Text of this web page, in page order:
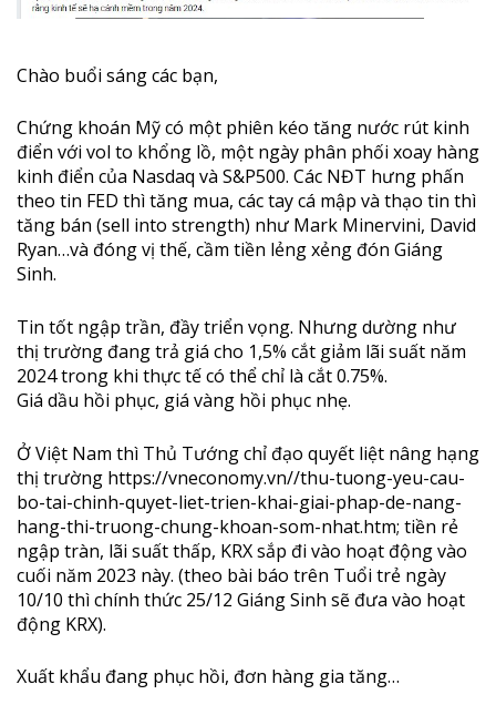
Chào buổi sáng các bạn,
Chứng khoán Mỹ có một phiên kéo tăng nước rút kinh
điển với vol to khổng lồ, một ngày phân phối xoay hàng
kinh điển của Nasdaq và S&P500. Các NĐT hưng phấn
theo tin FED thì tăng mua, các tay cá mập và thạo tin thì
tăng bán (sell into strength) như Mark Minervini, David
Ryan…và đóng vị thế, cầm tiền lẻng xẻng đón Giáng
Sinh.
Tin tốt ngập trần, đầy triển vọng. Nhưng dường như
thị trường đang trả giá cho 1,5% cắt giảm lãi suất năm
2024 trong khi thực tế có thể chỉ là cắt 0.75%.
Giá dầu hồi phục, giá vàng hồi phục nhẹ.
Ở Việt Nam thì Thủ Tướng chỉ đạo quyết liệt nâng hạng
thị trường https://vneconomy.vn//thu-tuong-yeu-cau-
bo-tai-chinh-quyet-liet-trien-khai-giai-phap-de-nang-
hang-thi-truong-chung-khoan-som-nhat.htm; tiền rẻ
ngập tràn, lãi suất thấp, KRX sắp đi vào hoạt động vào
cuối năm 2023 này. (theo bài báo trên Tuổi trẻ ngày
10/10 thì chính thức 25/12 Giáng Sinh sẽ đưa vào hoạt
động KRX).
Xuất khẩu đang phục hồi, đơn hàng gia tăng…